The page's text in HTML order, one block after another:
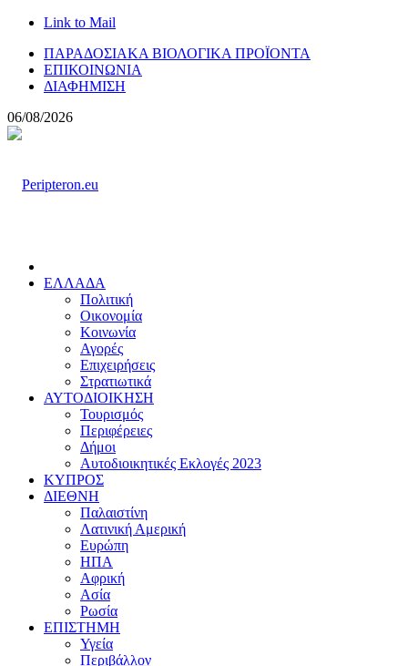
Link to Mail
ΠΑΡΑΔΟΣΙΑΚΑ ΒΙΟΛΟΓΙΚΑ ΠΡΟΪΟΝΤΑ
ΕΠΙΚΟΙΝΩΝΙΑ
ΔΙΑΦΗΜΙΣΗ
06/08/2026
ΕΛΛΑΔΑ
Πολιτική
Οικονομία
Κοινωνία
Αγορές
Επιχειρήσεις
Στρατιωτικά
ΑΥΤΟΔΙΟΙΚΗΣΗ
Τουρισμός
Περιφέρειες
Δήμοι
Αυτοδιοικητικές Εκλογές 2023
ΚΥΠΡΟΣ
ΔΙΕΘΝΗ
Παλαιστίνη
Λατινική Αμερική
Ευρώπη
ΗΠΑ
Αφρική
Ασία
Ρωσία
ΕΠΙΣΤΗΜΗ
Υγεία
Περιβάλλον